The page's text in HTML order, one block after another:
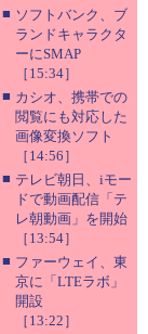
■ ソフトバンク、ブ
ランドキャラクタ
ーにSMAP
［15:34］
■ カシオ、携帯での
閲覧にも対応した
画像変換ソフト
［14:56］
■ テレビ朝日、iモー
ドで動画配信「テ
レ朝動画」を開始
［13:54］
■ ファーウェイ、東
京に「LTEラボ」
開設
［13:22］